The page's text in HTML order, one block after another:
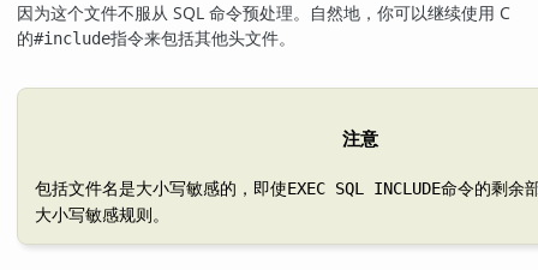
因为这个文件不服从 SQL 命令预处理。自然地，你可以继续使用 C
的#include指令来包括其他头文件。
注意
包括文件名是大小写敏感的，即使EXEC SQL INCLUDE命令的剩余
大小写敏感规则。